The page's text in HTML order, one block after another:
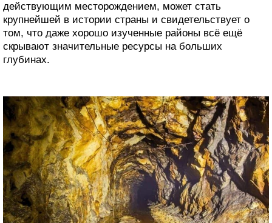
действующим месторождением, может стать
крупнейшей в истории страны и свидетельствует о
том, что даже хорошо изученные районы всё ещё
скрывают значительные ресурсы на больших
глубинах.